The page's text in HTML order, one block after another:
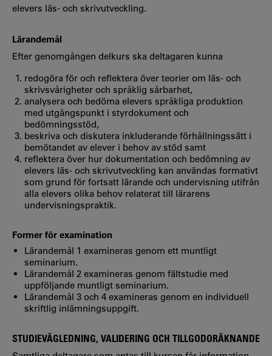
elevers läs- och skrivutveckling.
Lärandemål
Efter genomgången delkurs ska deltagaren kunna
redogöra för och reflektera över teorier om läs- och
skrivsvårigheter och språklig sårbarhet,
analysera och bedöma elevers språkliga produktion
med utgångspunkt i styrdokument och
bedömningsstöd,
beskriva och diskutera inkluderande förhållningssätt i
bemötandet av elever i behov av stöd samt
reflektera över hur dokumentation och bedömning av
elevers läs- och skrivutveckling kan användas formativt
som grund för fortsatt lärande och undervisning utifrån
alla elevers olika behov relaterat till lärarens
undervisningspraktik.
Former för examination
Lärandemål 1 examineras genom ett muntligt
seminarium.
Lärandemål 2 examineras genom fältstudie med
uppföljande muntligt seminarium.
Lärandemål 3 och 4 examineras genom en individuell
skriftlig inlämningsuppgift.
STUDIEVÄGLEDNING, VALIDERING OCH TILLGODORÄKNANDE